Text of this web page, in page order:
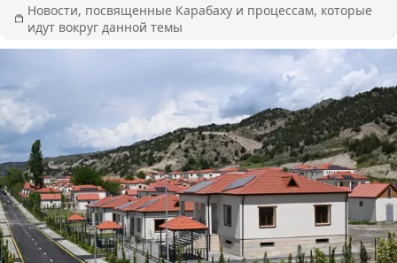
Новости, посвященные Карабаху и процессам, которые
идут вокруг данной темы